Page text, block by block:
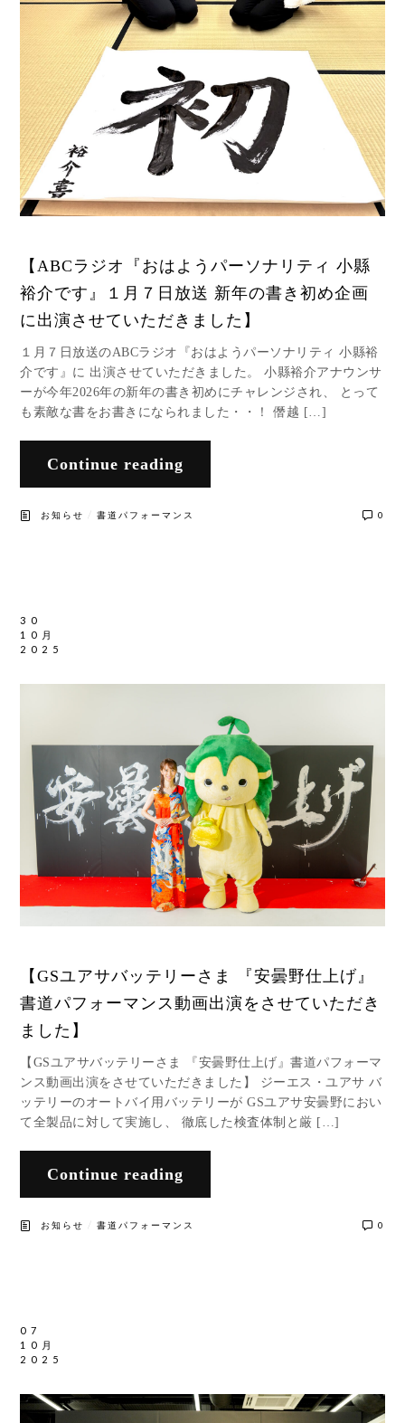
【ABCラジオ『おはようパーソナリティ 小縣
裕介です』１月７日放送 新年の書き初め企画
に出演させていただきました】
１月７日放送のABCラジオ『おはようパーソナリティ 小縣裕
介です』に 出演させていただきました。 小縣裕介アナウンサ
ーが今年2026年の新年の書き初めにチャレンジされ、 とって
も素敵な書をお書きになられました・・！ 僭越 […]
Continue reading
お知らせ /書道パフォーマンス 0
30
10月
2025
【GSユアサバッテリーさま 『安曇野仕上げ』
書道パフォーマンス動画出演をさせていただき
ました】
【GSユアサバッテリーさま 『安曇野仕上げ』書道パフォーマ
ンス動画出演をさせていただきました】 ジーエス・ユアサ バ
ッテリーのオートバイ用バッテリーが GSユアサ安曇野におい
て全製品に対して実施し、 徹底した検査体制と厳 […]
Continue reading
お知らせ /書道パフォーマンス 0
07
10月
2025